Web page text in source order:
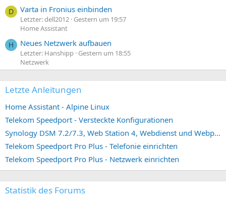
D Varta in Fronius einbinden
Letzter: dell2012 Gestern um 19:57
Home Assistant
H Neues Netzwerk aufbauen
Letzter: Hanshipp Gestern um 18:55
Netzwerk
Letzte Anleitungen
Home Assistant - Alpine Linux
Telekom Speedport - Versteckte Konfigurationen
Synology DSM 7.2/7.3, Web Station 4, Webdienst und Webportal erstellen (ehemals vHost)
Telekom Speedport Pro Plus - Telefonie einrichten
Telekom Speedport Pro Plus - Netzwerk einrichten
Statistik des Forums